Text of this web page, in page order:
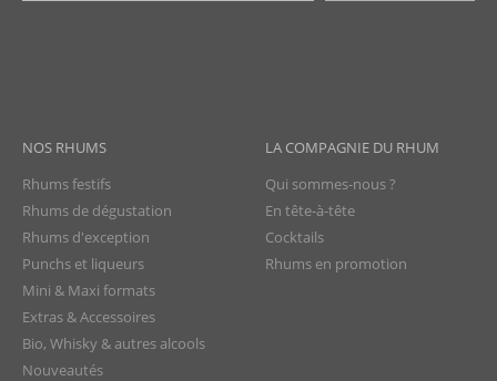
NOS RHUMS
Rhums festifs
Rhums de dégustation
Rhums d'exception
Punchs et liqueurs
Mini & Maxi formats
Extras & Accessoires
Bio, Whisky & autres alcools
Nouveautés
LA COMPAGNIE DU RHUM
Qui sommes-nous ?
En tête-à-tête
Cocktails
Rhums en promotion